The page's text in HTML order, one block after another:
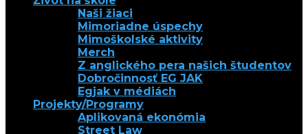
Naši žiaci
Mimoriadne úspechy
Mimoškolské aktivity
Merch
Z anglického pera našich študentov
Dobročinnosť EG JAK
Egjak v médiách
Projekty/Programy
Aplikovaná ekonómia
Street Law